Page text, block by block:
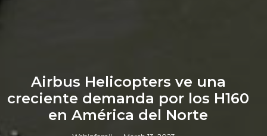
Airbus Helicopters ve una
creciente demanda por los H160
en América del Norte